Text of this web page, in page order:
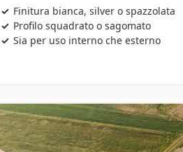
Finitura bianca, silver o spazzolata
Profilo squadrato o sagomato
Sia per uso interno che esterno